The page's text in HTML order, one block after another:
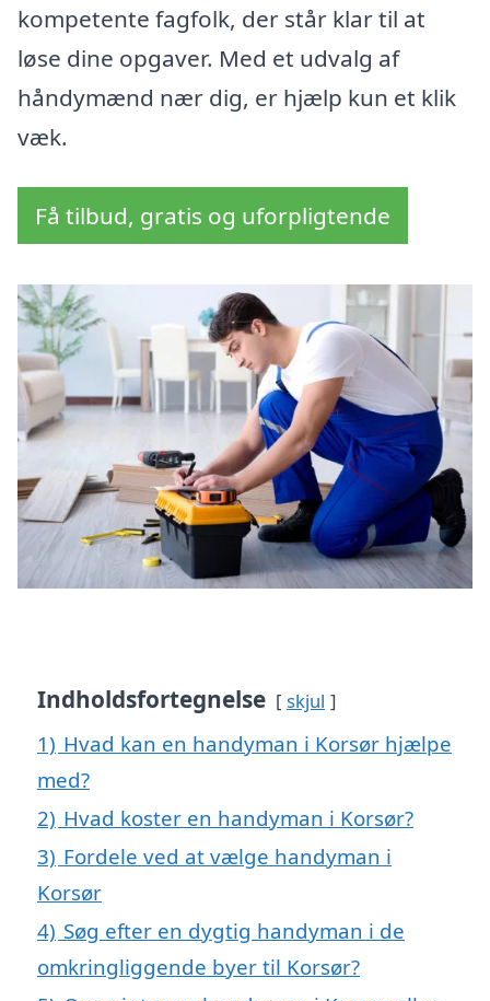
kompetente fagfolk, der står klar til at
løse dine opgaver. Med et udvalg af
håndymænd nær dig, er hjælp kun et klik
væk.
Få tilbud, gratis og uforpligtende
Indholdsfortegnelse skjul
1) Hvad kan en handyman i Korsør hjælpe
med?
2) Hvad koster en handyman i Korsør?
3) Fordele ved at vælge handyman i
Korsør
4) Søg efter en dygtig handyman i de
omkringliggende byer til Korsør?